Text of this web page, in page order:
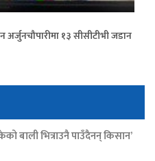
१३ सीसीटीभी जडान
बाली भित्राउनै पाउँदैनन् किसान’